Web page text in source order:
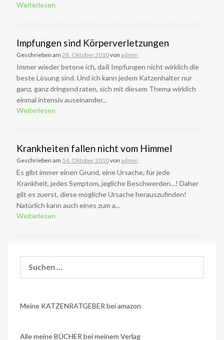
Weiterlesen
Impfungen sind Körperverletzungen
Geschrieben am 28. Oktober 2010von admin
Immer wieder betone ich, daß Impfungen nicht wirklich die
beste Lösung sind. Und ich kann jedem Katzenhalter nur
ganz, ganz dringend raten, sich mit diesem Thema wirklich
einmal intensiv auseinander...
Weiterlesen
Krankheiten fallen nicht vom Himmel
Geschrieben am 14. Oktober 2010von admin
Es gibt immer einen Grund, eine Ursache, für jede
Krankheit, jedes Symptom, jegliche Beschwerden…! Daher
gilt es zuerst, diese mögliche Ursache herauszufinden!
Natürlich kann auch eines zum a...
Weiterlesen
nach:
Meine KATZENRATGEBER bei amazon
Alle meine BÜCHER bei meinem Verlag